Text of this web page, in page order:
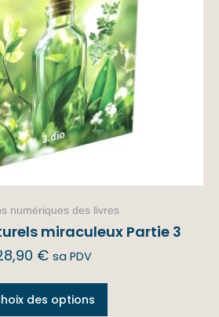
numériques des livres
miraculeux Partie 3
€ sa PDV
des options